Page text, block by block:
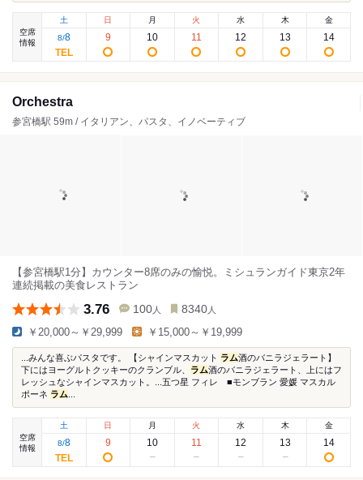
空席
情報
土
8/8
日
9
月
10
火
11
水
12
木
13
金
14
Orchestra
参宮橋駅 59m / イタリアン、パスタ、イノベーティブ
【参宮橋駅1分】カウンター8席のみの愉悦。ミシュランガイド東京2年
連続掲載の美食レストラン
3.76 100 人 8340 人
￥20,000～￥29,999 ￥15,000～￥19,999
...みんな喜ぶパスタです。 【シャインマスカット ラム酒のバニラジェラート】
下にはヨーグルトクッキーのクランブル、 ラム酒のバニラジェラート、上にはフ
レッシュなシャインマスカット。...五つ星 フィレ ■モンブラン 愛媛 マスカル
ポーネ ラム
空席
情報
土
8/8
日
9
月
10
火
11
水
12
木
13
金
14